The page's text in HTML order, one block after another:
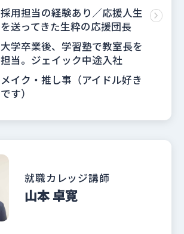
採用担当の経験あり／応援人生
を送ってきた生粋の応援団長
大学卒業後、学習塾で教室長を
担当。ジェイック中途入社
メイク・推し事（アイドル好き
です）
就職カレッジ講師
山本 卓寛